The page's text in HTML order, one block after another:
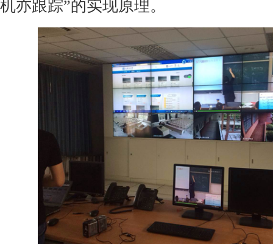
机亦跟踪”的实现原理。